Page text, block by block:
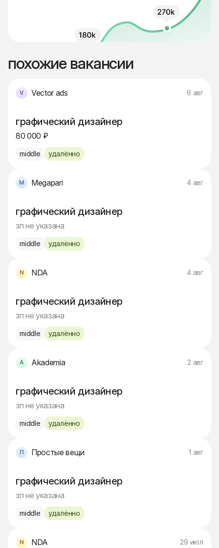
похожие вакансии
Vector ads 6 авг
графический дизайнер
80 000 ₽
middle удалённо
Megapari 4 авг
графический дизайнер
зп не указана
middle удалённо
NDA 4 авг
графический дизайнер
зп не указана
middle удалённо
Akademia 2 авг
графический дизайнер
зп не указана
middle удалённо
Простые вещи 1 авг
графический дизайнер
зп не указана
middle удалённо
NDA 29 июл